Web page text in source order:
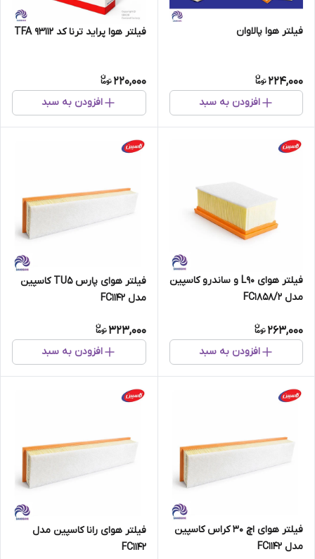
فیلتر هوا پالاوان
224,000
افزودن به سبد
فیلتر هوا پراید ترنا کد TFA 93112
220,000
افزودن به سبد
فیلتر هوای L90 و ساندرو کاسپین
مدل FC1858/2
263,000
افزودن به سبد
فیلتر هوای پارس TU5 کاسپین
مدل FC1142
323,000
افزودن به سبد
فیلتر هوای اچ 30 کراس کاسپین
مدل FC1142
فیلتر هوای رانا کاسپین مدل
FC1142